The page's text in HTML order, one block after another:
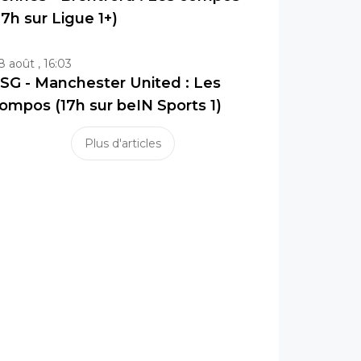
sur Ligue 1+)
août , 16:03
- Manchester United : Les
(17h sur beIN Sports 1)
Plus d'articles